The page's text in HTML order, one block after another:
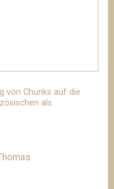
von Chunks auf die
als